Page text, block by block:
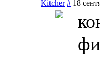
Kitcher # 18